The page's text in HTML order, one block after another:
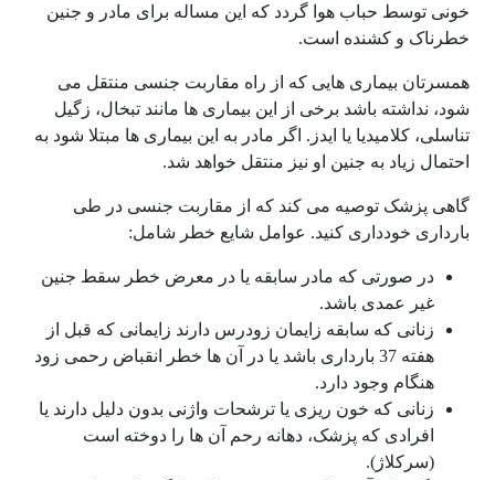
خونی توسط حباب هوا گردد که این مساله برای مادر و جنین
خطرناک و کشنده است.
همسرتان بیماری هایی که از راه مقاربت جنسی منتقل می
شود، نداشته باشد برخی از این بیماری ها مانند تبخال، زگیل
تناسلی، کلامیدیا یا ایدز. اگر مادر به این بیماری ها مبتلا شود به
احتمال زیاد به جنین او نیز منتقل خواهد شد.
گاهی پزشک توصیه می کند که از مقاربت جنسی در طی
بارداری خودداری کنید. عوامل شایع خطر شامل:
در صورتی که مادر سابقه یا در معرض خطر سقط جنین
غیر عمدی باشد.
زنانی که سابقه زایمان زودرس دارند زایمانی که قبل از
هفته 37 بارداری باشد یا در آن ها خطر انقباض رحمی زود
هنگام وجود دارد.
زنانی که خون ریزی یا ترشحات واژنی بدون دلیل دارند یا
افرادی که پزشک، دهانه رحم آن ها را دوخته است
(سرکلاژ).